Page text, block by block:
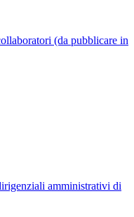
(da pubblicare in
amministrativi di